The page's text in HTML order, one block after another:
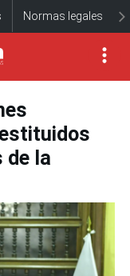
Normas legales
de la